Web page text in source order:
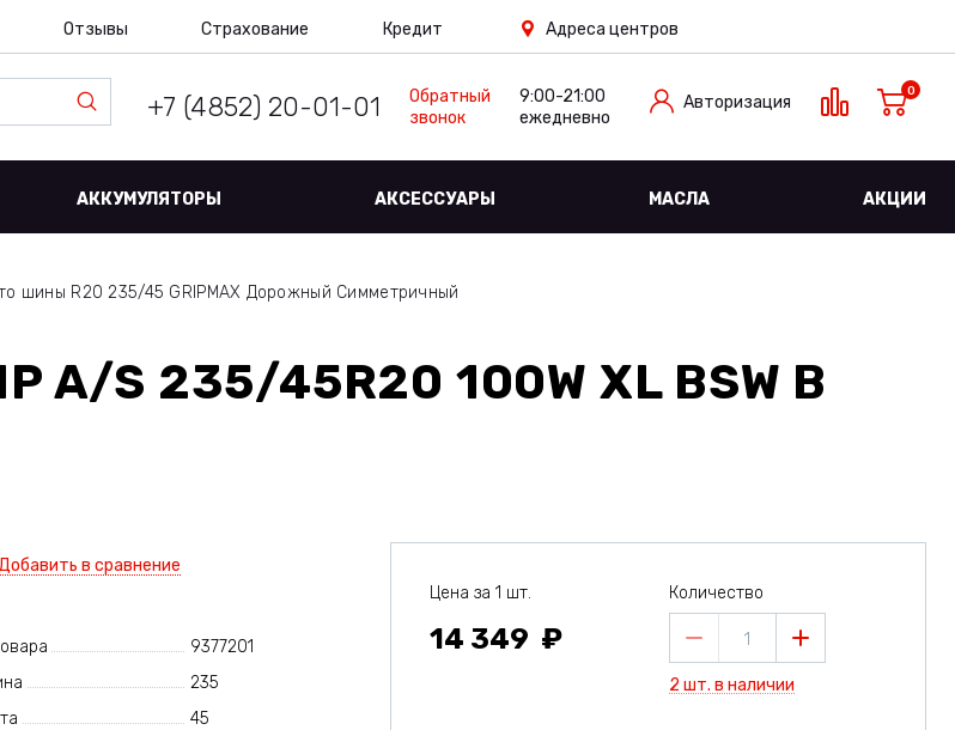
Отзывы Страхование Кредит Адреса центров
+7 (4852) 20-01-01
Обратный
звонок
9:00-21:00
ежедневно
Авторизация
0
АККУМУЛЯТОРЫ АКСЕССУАРЫ МАСЛА АКЦИИ
шины R20 235/45 GRIPMAX Дорожный Симметричный
A/S 235/45R20 100W XL BSW В
в сравнение
9377201
235
45
Цена за 1 шт.
14 349
Количество
1
2 шт. в наличии